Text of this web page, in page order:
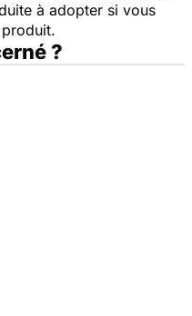
à adopter si vous
?